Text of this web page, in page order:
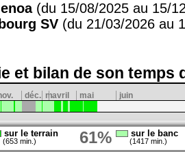
(du 15/08/2025 au 15/
SV(du 21/03/2026 au
et bilan de son temps
déc. mavril mai juin
sur le terrain
(653 min.) 61% sur le banc
(1417 min.)